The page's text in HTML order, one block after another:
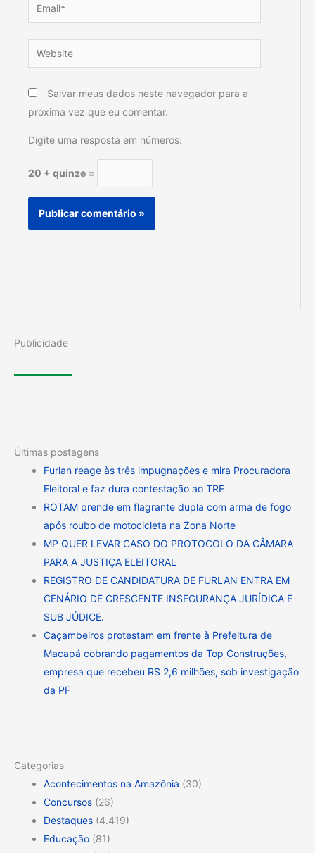
Email*
Website
Salvar meus dados neste navegador para a
próxima vez que eu comentar.
Digite uma resposta em números:
20 + quinze =
Publicidade
Últimas postagens
Furlan reage às três impugnações e mira Procuradora
Eleitoral e faz dura contestação ao TRE
ROTAM prende em flagrante dupla com arma de fogo
após roubo de motocicleta na Zona Norte
MP QUER LEVAR CASO DO PROTOCOLO DA CÂMARA
PARA A JUSTIÇA ELEITORAL
REGISTRO DE CANDIDATURA DE FURLAN ENTRA EM
CENÁRIO DE CRESCENTE INSEGURANÇA JURÍDICA E
SUB JÚDICE.
Caçambeiros protestam em frente à Prefeitura de
Macapá cobrando pagamentos da Top Construções,
empresa que recebeu R$ 2,6 milhões, sob investigação
da PF
Categorias
Acontecimentos na Amazônia (30)
Concursos (26)
Destaques (4.419)
Educação (81)